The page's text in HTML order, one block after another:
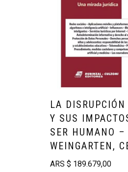
LA
Y SUS
SER HUMANO –
WEINGARTEN,
ARS $ 189.679,00